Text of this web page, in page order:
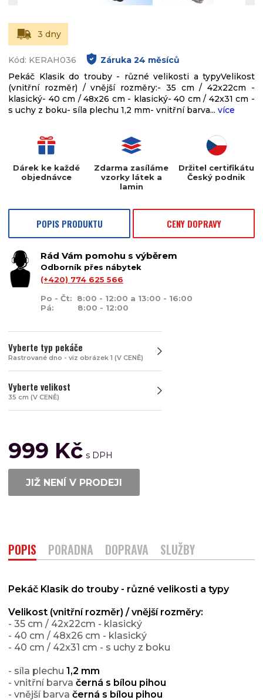
3 dny
Kód: KERAH036 Záruka 24 měsíců
Pekáč Klasik do trouby - různé velikosti a typyVelikost
(vnitřní rozměr) / vnější rozměry:- 35 cm / 42x22cm -
klasický- 40 cm / 48x26 cm - klasický- 40 cm / 42x31 cm -
s uchy z boku- síla plechu 1,2 mm- vnitřní barva... více
Dárek ke každé
objednávce
Zdarma zasíláme
vzorky látek a
lamin
Držitel certifikátu
Český podnik
POPIS PRODUKTU CENY DOPRAVY
Rád Vám pomohu s výběrem
Odborník přes nábytek
(+420) 774 625 566
Po - Čt: 8:00 - 12:00 a 13:00 - 16:00
Pá: 8:00 - 12:00
Vyberte typ pekáče
Rastrované dno - viz obrázek 1 (V CENĚ)
Vyberte velikost
35 cm (V CENĚ)
999 Kč
JIŽ NENÍ V PRODEJI
POPIS PORADNA DOPRAVA SLUŽBY
Pekáč Klasik do trouby - různé velikosti a typy
Velikost (vnitřní rozměr) / vnější rozměry:
- 35 cm / 42x22cm - klasický
- 40 cm / 48x26 cm - klasický
- 40 cm / 42x31 cm - s uchy z boku
- síla plechu 1,2 mm
- vnitřní barva černá s bílou pihou
- vnější barva černá s bílou pihou